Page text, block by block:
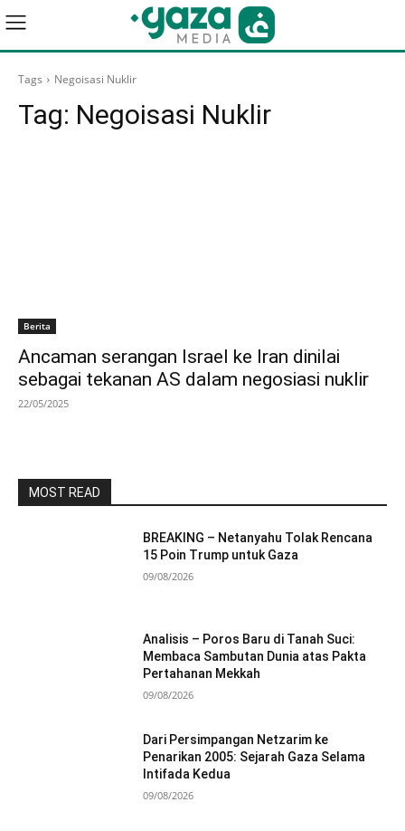
Tags Negoisasi Nuklir
Tag: Negoisasi Nuklir
Berita
Ancaman serangan Israel ke Iran dinilai
sebagai tekanan AS dalam negosiasi nuklir
22/05/2025
MOST READ
BREAKING – Netanyahu Tolak Rencana
15 Poin Trump untuk Gaza
09/08/2026
Analisis – Poros Baru di Tanah Suci:
Membaca Sambutan Dunia atas Pakta
Pertahanan Mekkah
09/08/2026
Dari Persimpangan Netzarim ke
Penarikan 2005: Sejarah Gaza Selama
Intifada Kedua
09/08/2026